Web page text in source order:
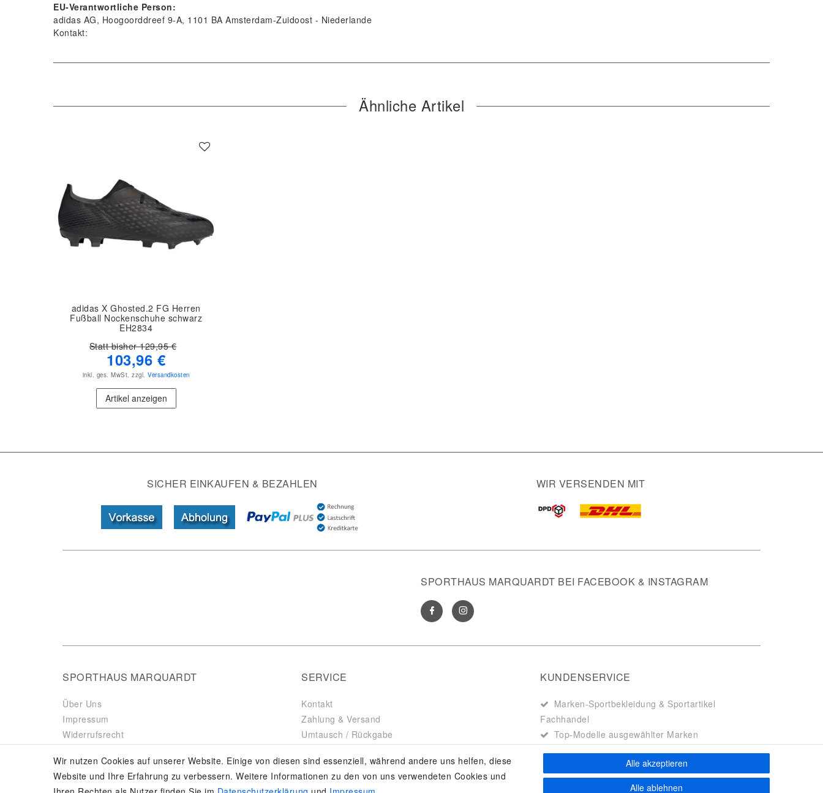
EU-Verantwortliche Person:
adidas AG Hoogoorddreef 9-A 1101 BA Amsterdam-Zuidoost
Niederlande
Kontakt:
Ähnliche Artikel
adidas X Ghosted.2 FG Herren
Fußball Nockenschuhe schwarz
EH2834
Statt bisher 129,95 €
103,96 €
inkl. ges. MwSt. zzgl. Versandkosten
Artikel anzeigen
SICHER EINKAUFEN & BEZAHLEN WIR VERSENDEN MIT
SPORTHAUS MARQUARDT BEI FACEBOOK & INSTAGRAM
SPORTHAUS MARQUARDT
Über Uns
Impressum
Widerrufsrecht
AGB & Kundeninformationen
Vertrag widerrufen
SERVICE
Kontakt
Zahlung & Versand
Umtausch / Rückgabe
adidas F50
KUNDENSERVICE
Marken-Sportbekleidung & Sportartikel
Fachhandel
Top-Modelle ausgewählter Marken
Kostenloser Rückversand deutschlandweit
Versandfertig innerhalb 24h
Wir nutzen Cookies auf unserer Website. Einige von diesen sind essenziell, während andere uns helfen, diese
Website und Ihre Erfahrung zu verbessern. Weitere Informationen zu den von uns verwendeten Cookies und
Alle akzeptieren
Alle ablehnen